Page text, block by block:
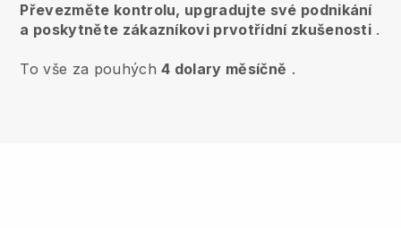
Převezměte kontrolu, upgradujte své podnikání
a poskytněte zákazníkovi prvotřídní zkušenosti .
To vše za pouhých4 dolary měsíčně .